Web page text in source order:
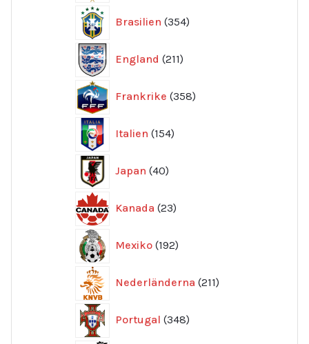
Brasilien 354
produkter
England 211
produkter
Frankrike 358
produkter
Italien 154
produkter
Japan 40
produkter
Kanada 23
produkter
Mexiko 192
produkter
Nederländerna 211
produkter
Portugal 348
produkter